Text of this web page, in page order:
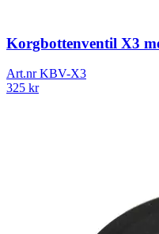
Korgbottenventil X3
Art.nrKBV-X3
325 kr